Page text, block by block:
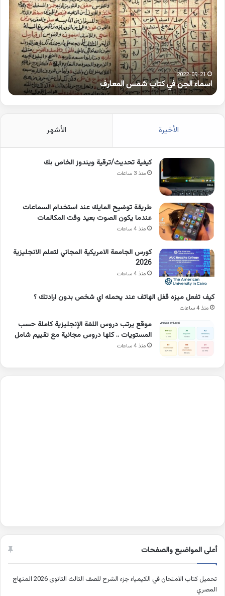
في
كتاب
شمس
المعارف
2022-09-21
اسماء الجن في كتاب شمس المعارف
الأخيرة الأشهر
كيفية تحديث/ترقية ويندوز الخاص بك
منذ 3 ساعات
طريقة توضيح المايك عند استخدام السماعات
عندما يكون الصوت بعيد وقت المكالمات
منذ 4 ساعات
كورس الجامعة الامريكية المجاني لتعلم الانجليزية
2026
منذ 4 ساعات
كيف تفعل ميزه قفل الهاتف عند يحمله اي شخص بدون ارادتك ؟
منذ 4 ساعات
موقع يرتب دروس اللغة الإنجليزية كاملة حسب
المستويات .. كلها دروس مجانية مع تقييم شامل
منذ 4 ساعات
أعلى المواضيع والصفحات
تحميل كتاب الامتحان في الكيمياء جزء الشرح للصف الثالث الثانوى 2026 المنهاج
المصري